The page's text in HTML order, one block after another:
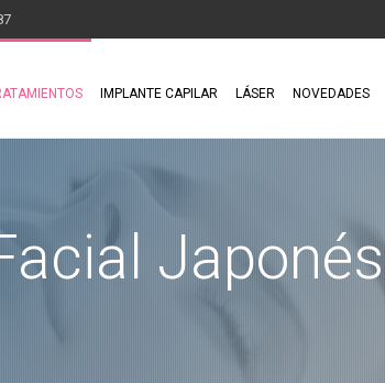
IMPLANTE CAPILAR LÁSER NOVEDADES
Japonés